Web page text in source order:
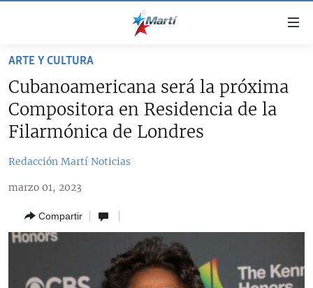
accesibilidad
contenido
principal
navegación
principal
búsqueda
CUBA
SOBRE CUBA
ESTADOS UNIDOS
DEPORTES
ARTE Y ENTRETENIMIENTO
OPINIÓN GRÁFICA
ARTE Y CULTURA
Cubanoamericana será la próxima
Compositora en Residencia de la
Filarmónica de Londres
Redacción Martí Noticias
marzo 01, 2023
Compartir